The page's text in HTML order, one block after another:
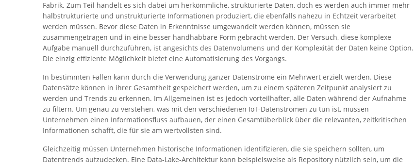
Fabrik. Zum Teil handelt es sich dabei um herkömmliche, strukturierte Daten, doch es werden auch immer mehr
halbstrukturierte und unstrukturierte Informationen produziert, die ebenfalls nahezu in Echtzeit verarbeitet
werden müssen. Bevor diese Daten in Erkenntnisse umgewandelt werden können, müssen sie
zusammengetragen und in eine besser handhabbare Form gebracht werden. Der Versuch, diese komplexe
Aufgabe manuell durchzuführen, ist angesichts des Datenvolumens und der Komplexität der Daten keine Option.
Die einzig effiziente Möglichkeit bietet eine Automatisierung des Vorgangs.
In bestimmten Fällen kann durch die Verwendung ganzer Datenströme ein Mehrwert erzielt werden. Diese
Datensätze können in ihrer Gesamtheit gespeichert werden, um zu einem späteren Zeitpunkt analysiert zu
werden und Trends zu erkennen. Im Allgemeinen ist es jedoch vorteilhafter, alle Daten während der Aufnahme
zu filtern. Um genau zu verstehen, was mit den verschiedenen IoT-Datenströmen zu tun ist, müssen
Unternehmen einen Informationsfluss aufbauen, der einen Gesamtüberblick über die relevanten, zeitkritischen
Informationen schafft, die für sie am wertvollsten sind.
Gleichzeitig müssen Unternehmen historische Informationen identifizieren, die sie speichern sollten, um
Datentrends aufzudecken. Eine Data-Lake-Architektur kann beispielsweise als Repository nützlich sein, um die